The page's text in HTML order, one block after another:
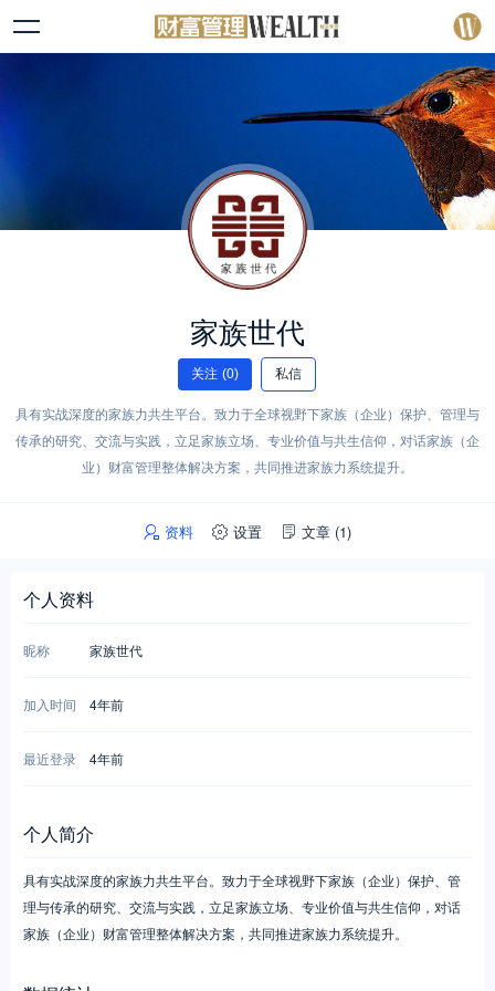
家族世代
关注 (0) 私信
具有实战深度的家族力共生平台。致力于全球视野下家族（企业）保护、管理与
传承的研究、交流与实践，立足家族立场、专业价值与共生信仰，对话家族（企
业）财富管理整体解决方案，共同推进家族力系统提升。
资料 设置 文章 (1)
个人资料
昵称 家族世代
加入时间 4年前
最近登录 4年前
个人简介
具有实战深度的家族力共生平台。致力于全球视野下家族（企业）保护、管
理与传承的研究、交流与实践，立足家族立场、专业价值与共生信仰，对话
家族（企业）财富管理整体解决方案，共同推进家族力系统提升。